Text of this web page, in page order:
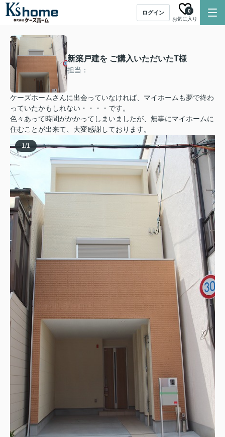
ログイン
お気に入り
0
新築戸建を ご購入いただいたT様
担当：
ケーズホームさんに出会っていなければ、マイホームも夢で終わ
っていたかもしれない・・・・です。
色々あって時間がかかってしまいましたが、無事にマイホームに
住むことが出来て、大変感謝しております。
1/1